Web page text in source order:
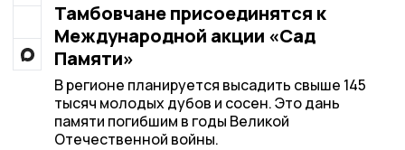
Тамбовчане присоединятся к
Международной акции «Сад
Памяти»
В регионе планируется высадить свыше 145
тысяч молодых дубов и сосен. Это дань
памяти погибшим в годы Великой
Отечественной войны.